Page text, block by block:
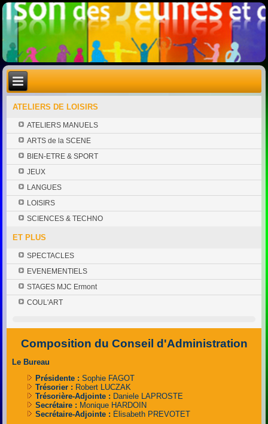
ATELIERS DE LOISIRS
ATELIERS MANUELS
ARTS de la SCENE
BIEN-ETRE & SPORT
JEUX
LANGUES
LOISIRS
SCIENCES & TECHNO
ET PLUS
SPECTACLES
EVENEMENTIELS
STAGES MJC Ermont
COUL'ART
Composition du Conseil d'Administration
Le Bureau
Présidente : Sophie FAGOT
Trésorier : Robert LUCZAK
Trésorière-Adjointe : Daniele LAPROSTE
Secrétaire : Monique HARDOIN
Secrétaire-Adjointe : Élisabeth PREVOTET